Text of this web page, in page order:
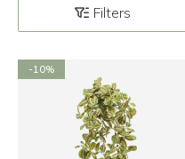
Filters
-10%